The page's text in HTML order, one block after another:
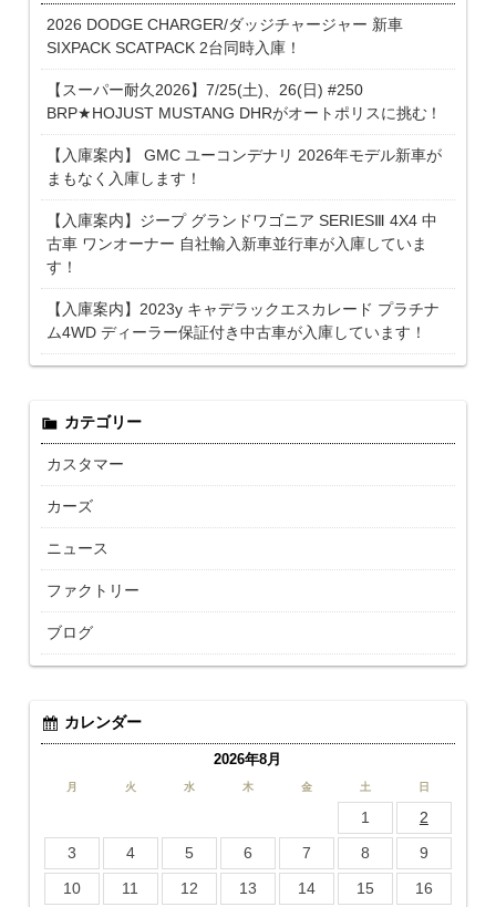
2026 DODGE CHARGER/ダッジチャージャー 新車
SIXPACK SCATPACK 2台同時入庫！
【スーパー耐久2026】7/25(土)、26(日) #250
BRP★HOJUST MUSTANG DHRがオートポリスに挑む！
【入庫案内】 GMC ユーコンデナリ 2026年モデル新車が
まもなく入庫します！
【入庫案内】ジープ グランドワゴニア SERIESⅢ 4X4 中
古車 ワンオーナー 自社輸入新車並行車が入庫していま
す！
【入庫案内】2023y キャデラックエスカレード プラチナ
ム4WD ディーラー保証付き中古車が入庫しています！
カテゴリー
カスタマー
カーズ
ニュース
ファクトリー
ブログ
カレンダー
2026年8月
月 火 水 木 金 土 日
1
2
3
4 5 6 7 8
9
10
11 12 13 14 15
16